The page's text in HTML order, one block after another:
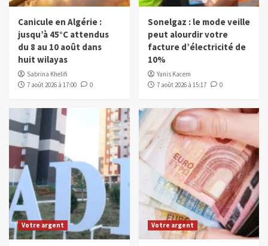
Canicule en Algérie :
jusqu’à 45°C attendus
du 8 au 10 août dans
huit wilayas
Sabrina Khelifi
7 août 2026 à 17:00
0
Sonelgaz : le mode veille
peut alourdir votre
facture d’électricité de
10%
Yanis Kacem
7 août 2026 à 15:17
0
Votre argent Votre argent